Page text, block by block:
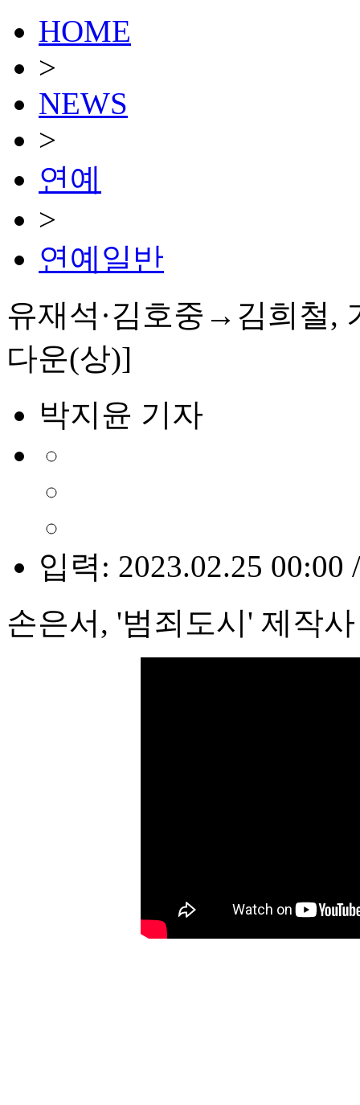
HOME
>
NEWS
>
연예
>
연예일반
유재석·김호중→김희철,
다운(상)]
박지윤 기자
입력: 2023.02.25 00:00
손은서, '범죄도시' 제작